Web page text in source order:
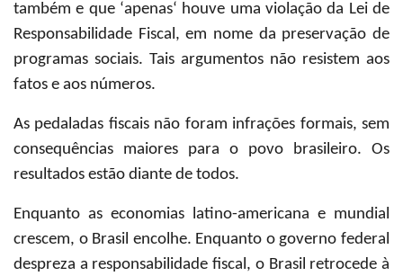
também e que ‘apenas‘ houve uma violação da Lei de
Responsabilidade Fiscal, em nome da preservação de
programas sociais. Tais argumentos não resistem aos
fatos e aos números.
As pedaladas fiscais não foram infrações formais, sem
consequências maiores para o povo brasileiro. Os
resultados estão diante de todos.
Enquanto as economias latino-americana e mundial
crescem, o Brasil encolhe. Enquanto o governo federal
despreza a responsabilidade fiscal, o Brasil retrocede à